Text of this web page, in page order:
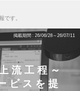
です。
掲載期間 26/06/28～26/07/11
流工程～
ビスを提